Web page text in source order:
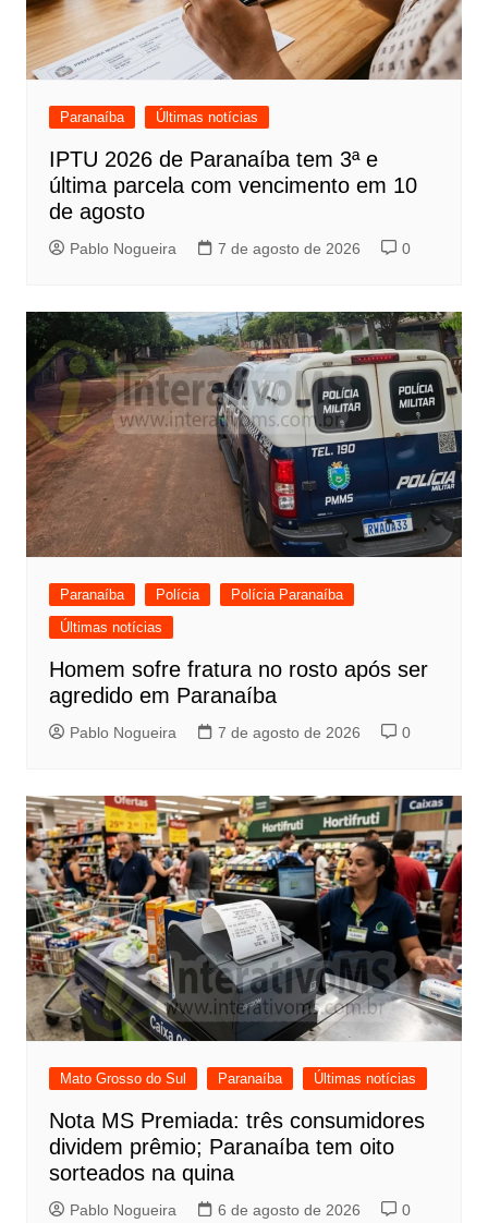
Paranaíba Últimas notícias
IPTU 2026 de Paranaíba tem 3ª e
última parcela com vencimento em 10
de agosto
Pablo Nogueira 7 de agosto de 2026 0
Paranaíba Polícia
Polícia Paranaíba
Últimas notícias
Homem sofre fratura no rosto após ser
agredido em Paranaíba
Pablo Nogueira 7 de agosto de 2026 0
Mato Grosso do Sul Paranaíba Últimas notícias
Nota MS Premiada: três consumidores
dividem prêmio; Paranaíba tem oito
sorteados na quina
Pablo Nogueira 6 de agosto de 2026 0